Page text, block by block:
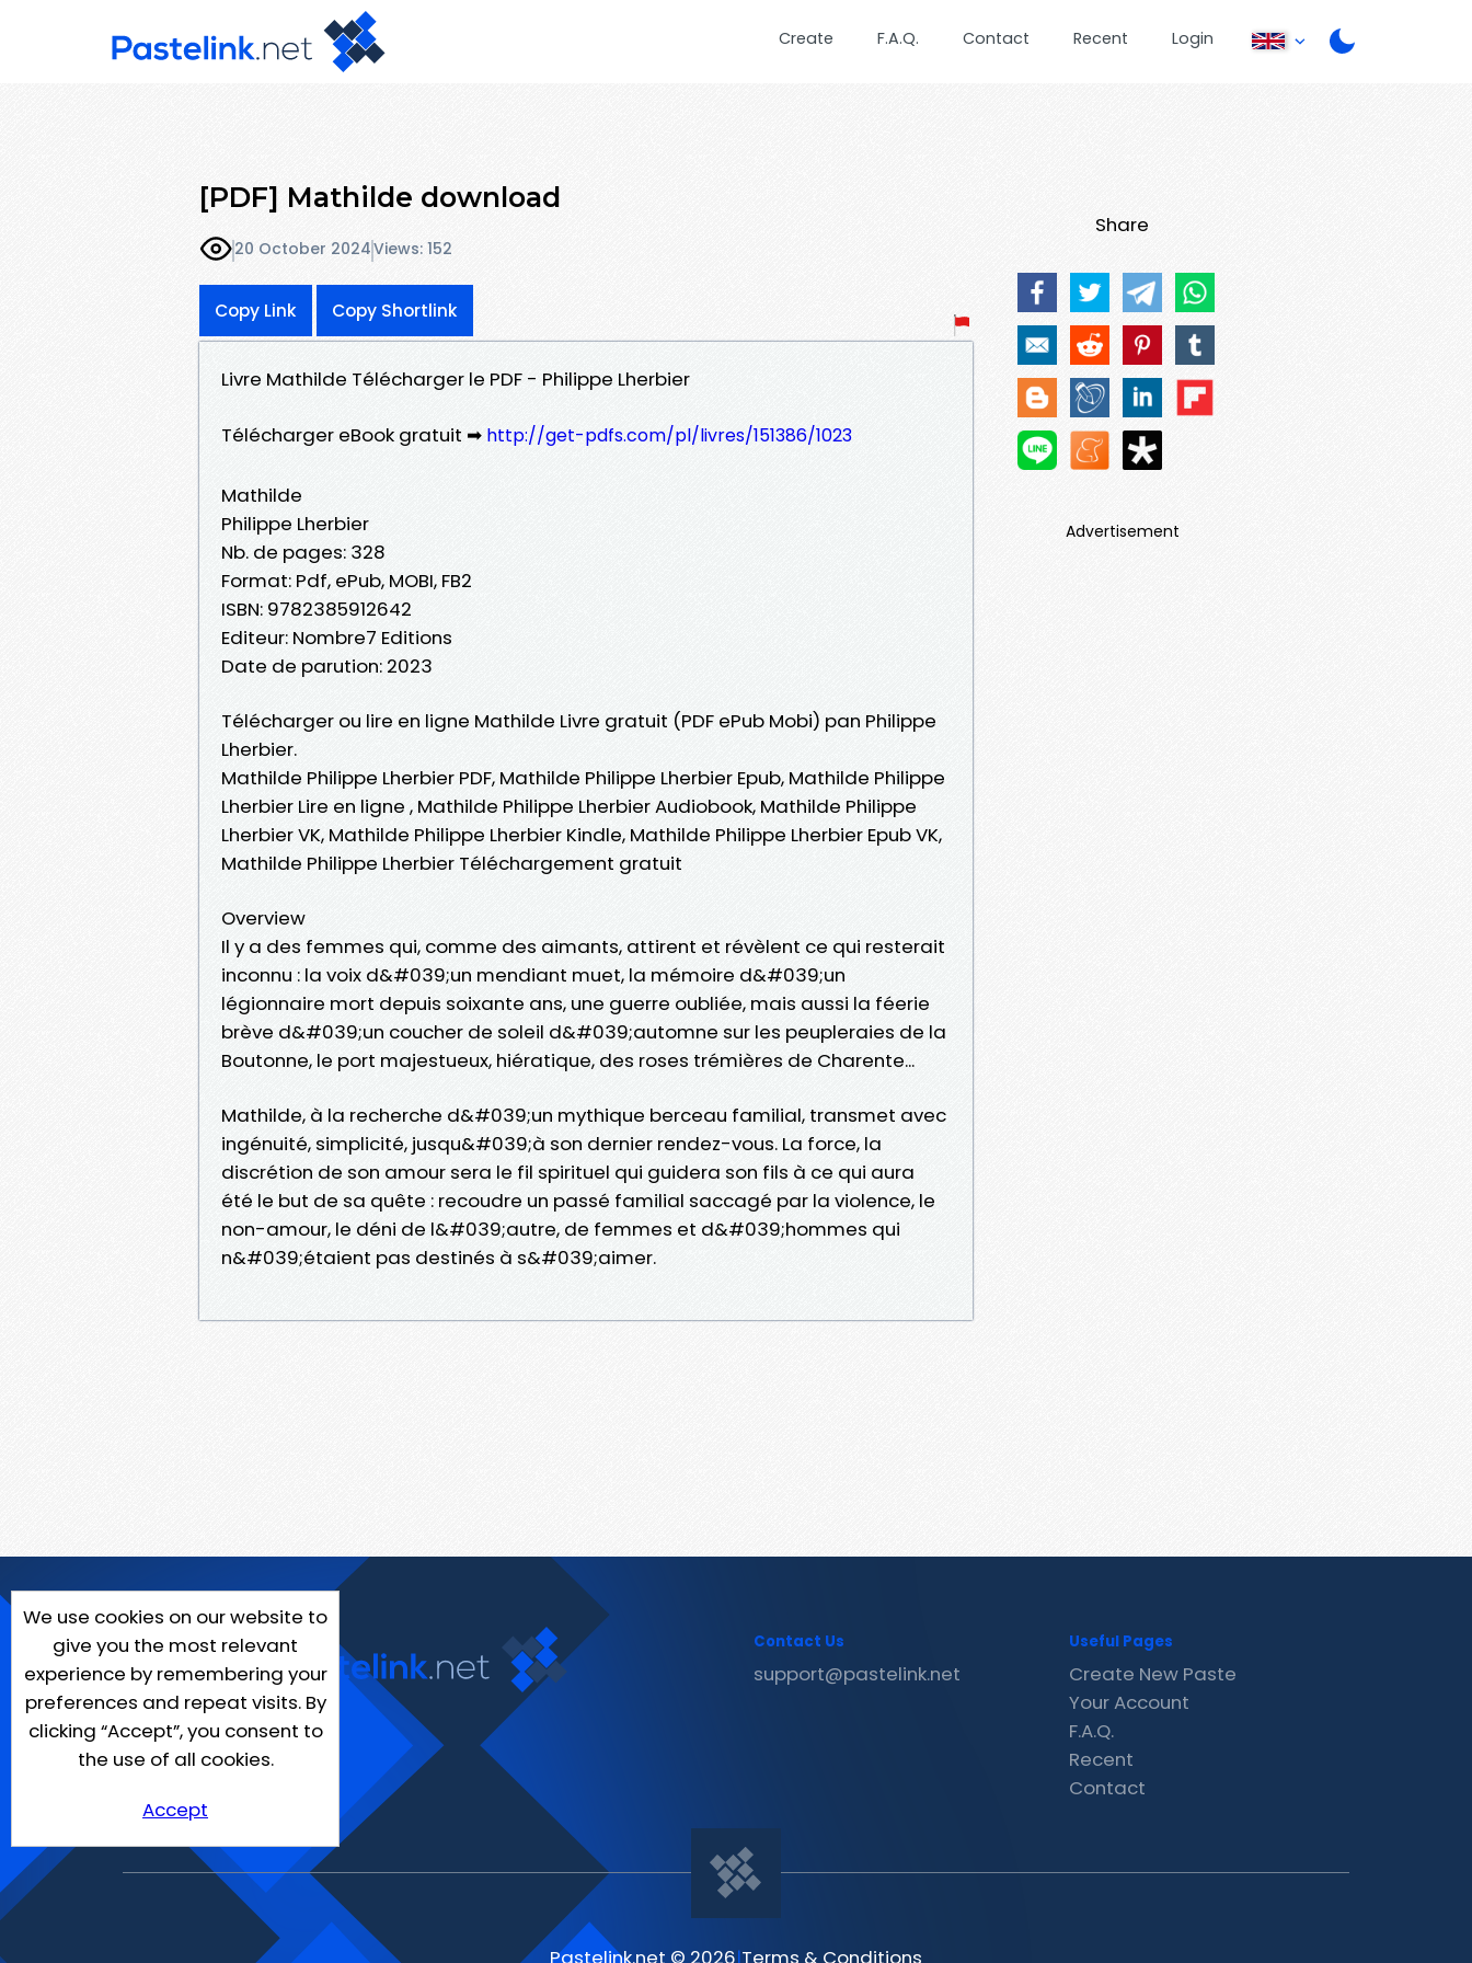
Create F.A.Q. Contact Recent Login
[PDF] Mathilde download
20 October 2024Views: 152
Copy Link Copy Shortlink
Livre Mathilde Télécharger le PDF - Philippe Lherbier
Télécharger eBook gratuit ➡ http://get-pdfs.com/pl/livres/151386/1023
Mathilde
Philippe Lherbier
Nb. de pages: 328
Format: Pdf, ePub, MOBI, FB2
ISBN: 9782385912642
Editeur: Nombre7 Editions
Date de parution: 2023
Télécharger ou lire en ligne Mathilde Livre gratuit (PDF ePub Mobi) pan Philippe
Lherbier.
Mathilde Philippe Lherbier PDF, Mathilde Philippe Lherbier Epub, Mathilde Philippe
Lherbier Lire en ligne , Mathilde Philippe Lherbier Audiobook, Mathilde Philippe
Lherbier VK, Mathilde Philippe Lherbier Kindle, Mathilde Philippe Lherbier Epub VK,
Mathilde Philippe Lherbier Téléchargement gratuit
Overview
Il y a des femmes qui, comme des aimants, attirent et révèlent ce qui resterait
inconnu : la voix d&#039;un mendiant muet, la mémoire d&#039;un
légionnaire mort depuis soixante ans, une guerre oubliée, mais aussi la féerie
brève d&#039;un coucher de soleil d&#039;automne sur les peupleraies de la
Boutonne, le port majestueux, hiératique, des roses trémières de Charente...
Mathilde, à la recherche d&#039;un mythique berceau familial, transmet avec
ingénuité, simplicité, jusqu&#039;à son dernier rendez-vous. La force, la
discrétion de son amour sera le fil spirituel qui guidera son fils à ce qui aura
été le but de sa quête : recoudre un passé familial saccagé par la violence, le
non-amour, le déni de l&#039;autre, de femmes et d&#039;hommes qui
n&#039;étaient pas destinés à s&#039;aimer.
Share
Advertisement
We use cookies on our website to
give you the most relevant
experience by remembering your
preferences and repeat visits. By
clicking “Accept”, you consent to
the use of all cookies.
Accept
Contact Us
support@pastelink.net
Useful Pages
Create New Paste
Your Account
F.A.Q.
Recent
Contact
Pastelink.net © 2026|Terms & Conditions